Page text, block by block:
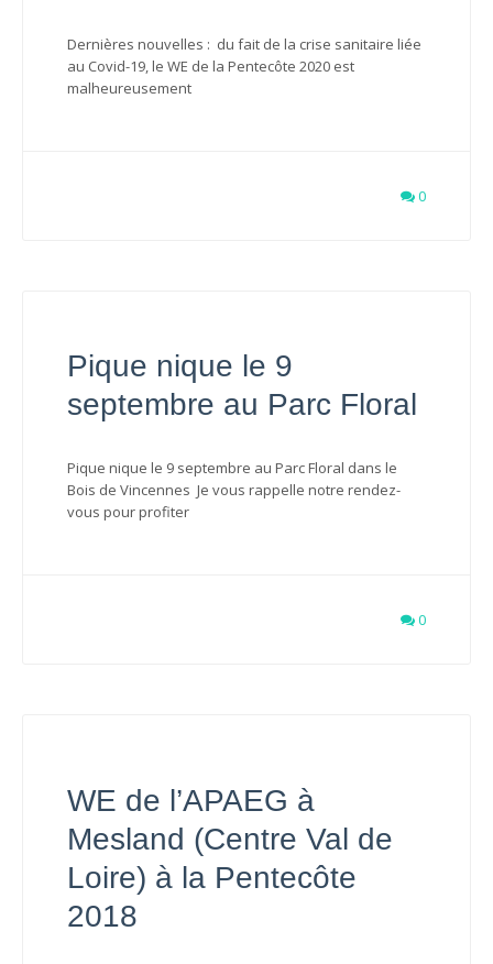
Dernières nouvelles : du fait de la crise sanitaire liée
au Covid-19, le WE de la Pentecôte 2020 est
malheureusement
0
Pique nique le 9
septembre au Parc Floral
Pique nique le 9 septembre au Parc Floral dans le
Bois de Vincennes Je vous rappelle notre rendez-
vous pour profiter
0
WE de l’APAEG à
Mesland (Centre Val de
Loire) à la Pentecôte
2018